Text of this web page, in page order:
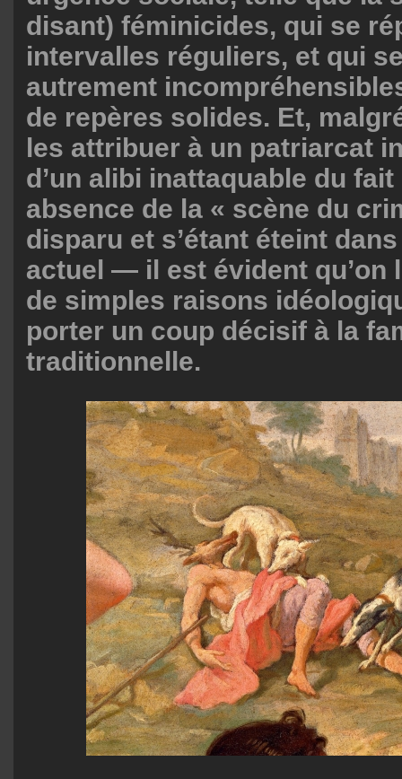
disant) féminicides, qui se
intervalles réguliers, et qui
autrement
de repères solides. Et,
les attribuer à un patriarcat
d’un alibi inattaquable du fait
absence de la « scène du
disparu et s’étant éteint
actuel — il est évident qu’on
de simples raisons
porter un coup décisif à la
traditionnelle.